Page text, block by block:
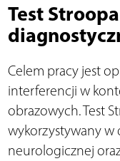
Test
Celem pracy jest
interferencji w
obrazowych. Test
wykorzystywany w
neurologicznej